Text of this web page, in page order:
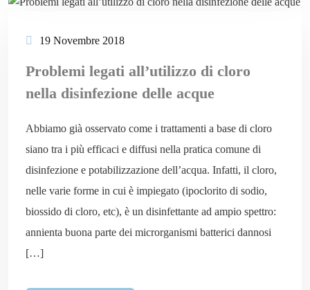
19 Novembre 2018
Problemi legati all’utilizzo di cloro
nella disinfezione delle acque
Abbiamo già osservato come i trattamenti a base di cloro
siano tra i più efficaci e diffusi nella pratica comune di
disinfezione e potabilizzazione dell’acqua. Infatti, il cloro,
nelle varie forme in cui è impiegato (ipoclorito di sodio,
biossido di cloro, etc), è un disinfettante ad ampio spettro:
annienta buona parte dei microrganismi batterici dannosi
[…]